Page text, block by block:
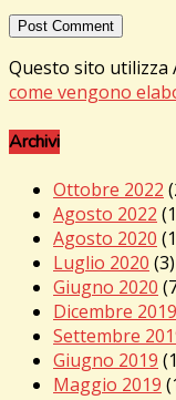
Questo sito utilizza
come vengono
Archivi
Ottobre 2022
Agosto 2022
Agosto 2020
Luglio 2020 (3)
Giugno 2020
Dicembre 2019
Settembre
Giugno 2019
Maggio 2019